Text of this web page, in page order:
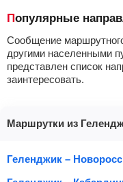
Популярные
Сообщение
другими населенными
представлен список
заинтересовать.
Маршрутки из
Геленджик –